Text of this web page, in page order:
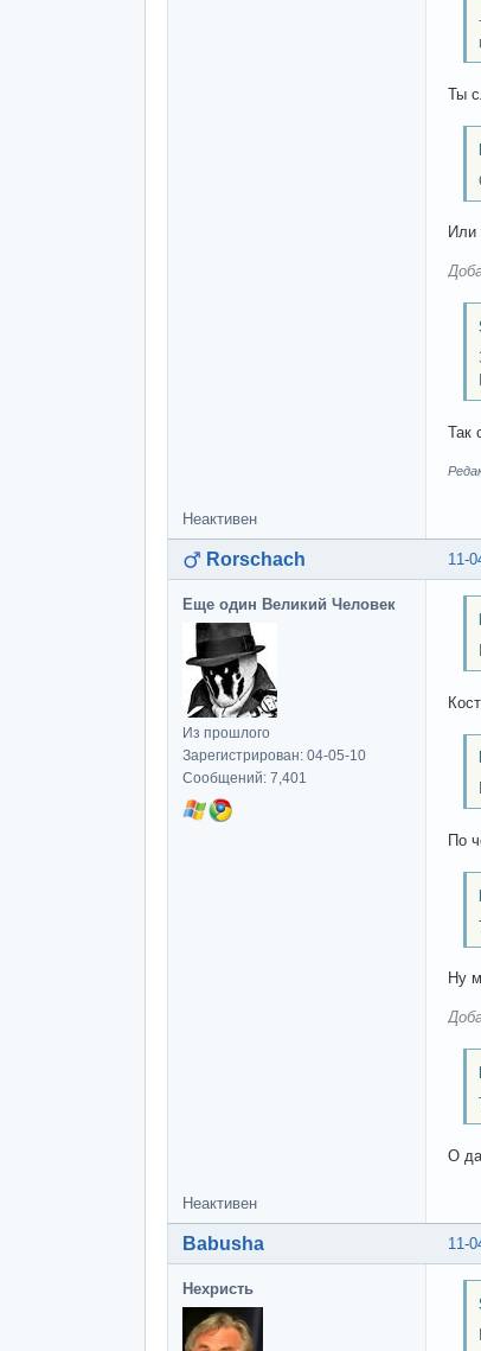
Ты
Или
Так
Неактивен
11-
Rorschach
Еще один Великий Человек
Из прошлого
Зарегистрирован: 04-05-10
Сообщений: 7,401
По
Ну
О
Неактивен
11-
Babusha
Нехристь